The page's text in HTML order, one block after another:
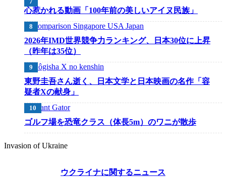
心惹かれる動画「100年前の美しいアイヌ民族」
2026年IMD世界競争力ランキング、日本30位に上昇
（昨年は35位）
東野圭吾さん逝く、日本文学と日本映画の名作「容
疑者Xの献身」
ゴルフ場を恐竜クラス（体長5m）のワニが散歩
Invasion of Ukraine
ウクライナに関するニュース